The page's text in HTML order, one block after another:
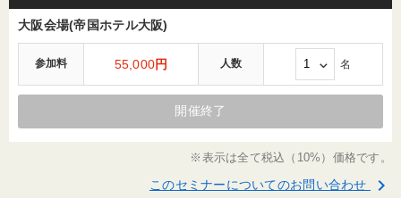
大阪会場(帝国ホテル大阪)
参加料 55,000円 人数 名
開催終了
※表示は全て税込（10%）価格です。
このセミナーについてのお問い合わせ keyboard_arrow_right